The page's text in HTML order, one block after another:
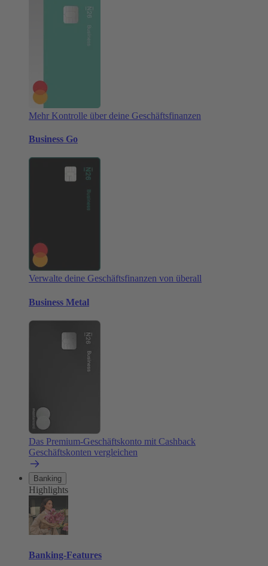
Mehr Kontrolle über deine Geschäftsfinanzen
Business Go
Verwalte deine Geschäftsfinanzen von überall
Business Metal
Das Premium-Geschäftskonto mit Cashback
Geschäftskonten vergleichen
Banking
Highlights
Banking-Features